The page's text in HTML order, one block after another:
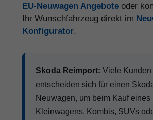
EU-Neuwagen Angebote oder
Ihr Wunschfahrzeug direkt im
Konfigurator.
Skoda Reimport: Viele Kunden
entscheiden sich für einen
Neuwagen, um beim Kauf eines
Kleinwagens, Kombis, SUVs